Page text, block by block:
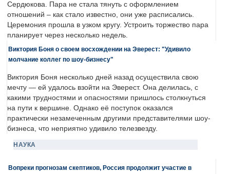
Сердюкова. Пара не стала тянуть с оформлением
отношений – как стало известно, они уже расписались.
Церемония прошла в узком кругу. Устроить торжество пара
планирует через несколько недель.
Виктория Боня о своем восхождении на Эверест: "Удивило
молчание коллег по шоу-бизнесу"
Виктория Боня несколько дней назад осуществила свою
мечту — ей удалось взойти на Эверест. Она делилась, с
какими трудностями и опасностями пришлось столкнуться
на пути к вершине. Однако её поступок оказался
практически незамеченным другими представителями шоу-
бизнеса, что неприятно удивило телезвезду.
НАУКА
Вопреки прогнозам скептиков, Россия продолжит участие в